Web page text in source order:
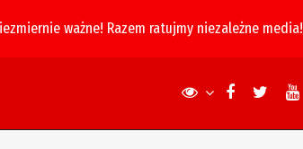
ważne! Razem ratujmy niezależne media!